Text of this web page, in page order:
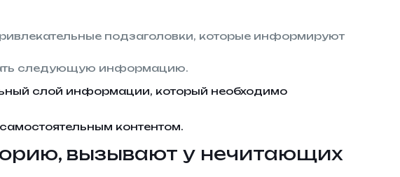
подзаголовки, которые информируют
следующую информацию.
слой информации, который необходимо
контентом.
вызывают у нечитающих